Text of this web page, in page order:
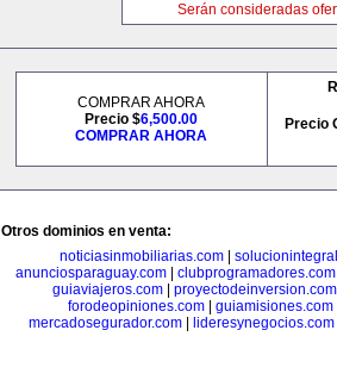
Serán consideradas
COMPRAR AHORA
Precio $6,500.00
COMPRAR AHORA
Precio
Otros dominios en venta:
noticiasinmobiliarias.com
anunciosparaguay.com
clubprogramadores.com
guiaviajeros.com| proyectodeinversion.com
forodeopiniones.com
guiamisiones.com
mercadosegurador.com
lideresynegocios.com